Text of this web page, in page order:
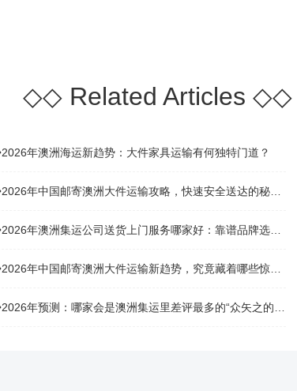
◇◇Related Articles ◇◇
2026年澳洲海运新趋势：大件家具运输有何独特门道？
2026年中国邮寄澳洲大件运输攻略，快速安全送达的秘诀大揭秘！
2026年澳洲集运公司送货上门服务哪家好：靠谱品牌选型指南
2026年中国邮寄澳洲大件运输新趋势，究竟藏着哪些惊喜？
2026年预测：哪家会是澳洲集运里差评最多的“众矢之的”？